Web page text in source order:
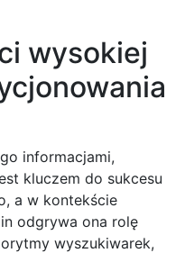
wysokiej
informacjami,
kluczem do sukcesu
a w kontekście
odgrywa ona rolę
wyszukiwarek,